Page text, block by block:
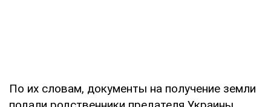
По их словам, документы на получение земли